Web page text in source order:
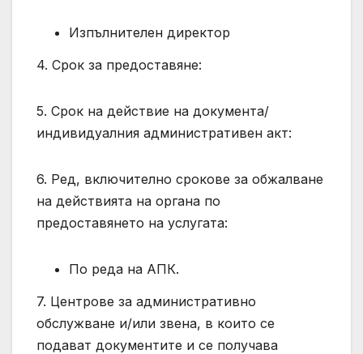
Изпълнителен директор
4. Срок за предоставяне:
5. Срок на действие на документа/
индивидуалния административен акт:
6. Ред, включително срокове за обжалване
на действията на органа по
предоставянето на услугата:
По реда на АПК.
7. Центрове за административно
обслужване и/или звена, в които се
подават документите и се получава